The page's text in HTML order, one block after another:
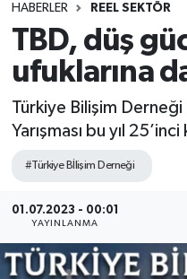
HABERLER REEL SEKTÖR
TBD, düş
ufuklarına
Türkiye Bilişim
Yarışması bu yıl
#Türkiye Bİlişim Derneği
01.07.2023 - 00:01
YAYINLANMA
ETKİNLİK
GÜNCEL
HABERLER
KAPAK
OSB
SEKTÖR